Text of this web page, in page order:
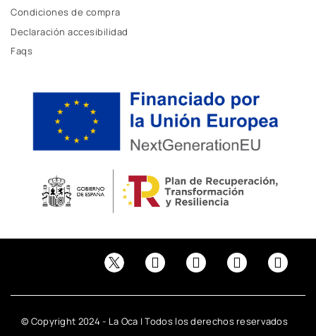
Condiciones de compra
Declaración accesibilidad
Faqs
© Copyright 2024 - La Oca | Todos los derechos reservados